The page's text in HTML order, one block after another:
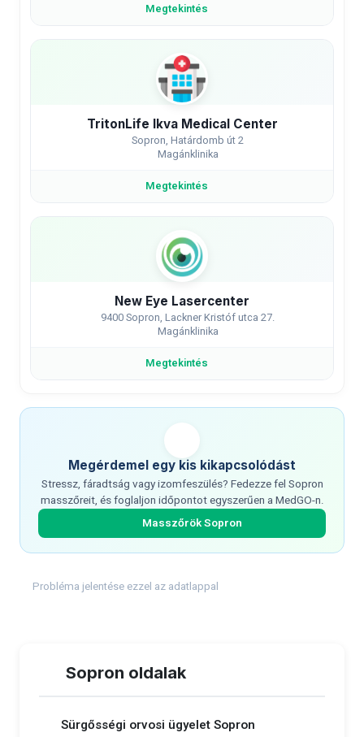
Megtekintés
TritonLife Ikva Medical Center
Sopron, Határdomb út 2
Magánklinika
Megtekintés
New Eye Lasercenter
9400 Sopron, Lackner Kristóf utca 27.
Magánklinika
Megtekintés
Megérdemel egy kis kikapcsolódást
Stressz, fáradtság vagy izomfeszülés? Fedezze fel Sopron
masszőreit, és foglaljon időpontot egyszerűen a MedGO-n.
Masszőrök Sopron
Probléma jelentése ezzel az adatlappal
Sopron oldalak
Sürgősségi orvosi ügyelet Sopron